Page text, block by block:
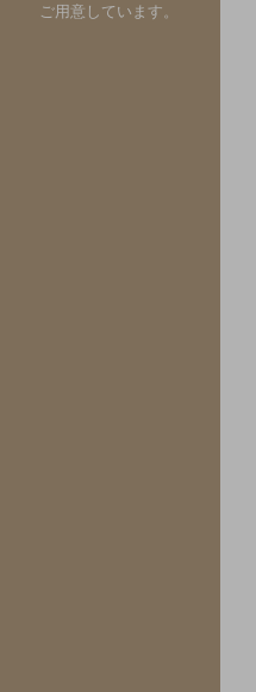
ご用意しています。